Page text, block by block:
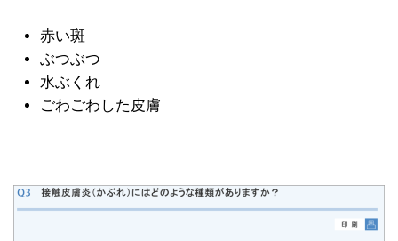
赤い斑
ぶつぶつ
水ぶくれ
ごわごわした皮膚